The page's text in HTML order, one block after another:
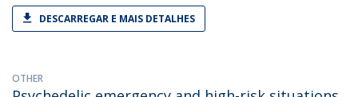
DESCARREGAR E MAIS DETALHES
OTHER